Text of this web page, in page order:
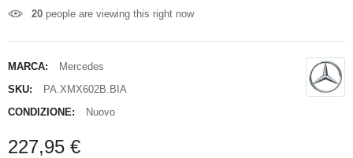
20 people are viewing this right now
MARCA:
Mercedes
SKU:
PA.XMX602B.BIA
CONDIZIONE:
Nuovo
227,95 €